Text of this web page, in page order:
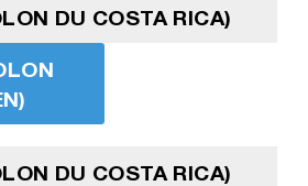
DU COSTA RICA)
DU COSTA RICA)